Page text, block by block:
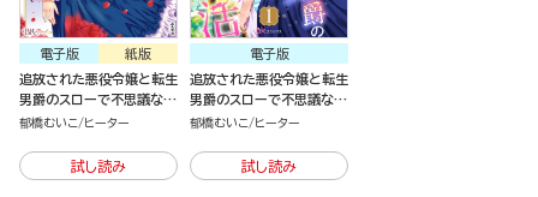
紙版
電子版
追放された悪役令嬢と転生
男爵のスローで不思議な結
婚生活（1）
郁橋むいこ ヒーター
試し読み
電子版
追放された悪役令嬢と転生
男爵のスローで不思議な結
婚生活（分冊版）
郁橋むいこ ヒーター
試し読み